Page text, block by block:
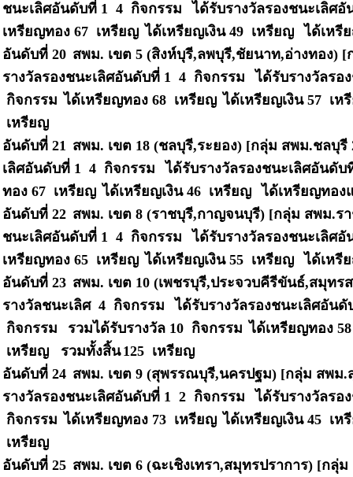
ชนะเลิศอันดับที่ 1 4 กิจกรรม
ได้รับรางวัลรองชนะเลิศ
เหรียญทอง 67 เหรียญ ได้เหรียญเงิน 49 เหรียญ
ได้เหรี
อันดับที่ 20 สพม. เขต 5 (สิงห์บุรี,ลพบุรี,ชัยนาท,อ่างทอง)
รางวัลรองชนะเลิศอันดับที่ 1 4 กิจกรรม
ได้รับรางวัลร
กิจกรรม ได้เหรียญทอง 68 เหรียญ ได้เหรียญเงิน 57 เ
เหรียญ
อันดับที่ 21 สพม. เขต 18 (ชลบุรี,ระยอง) [กลุ่ม สพม.ชลบุ
เลิศอันดับที่ 1 4 กิจกรรม
ได้รับรางวัลรองชนะเลิศอันดั
ทอง 67 เหรียญ ได้เหรียญเงิน 46 เหรียญ
ได้เหรียญทอ
อันดับที่ 22 สพม. เขต 8 (ราชบุรี,กาญจนบุรี) [กลุ่ม สพม.ร
ชนะเลิศอันดับที่ 1 4 กิจกรรม
ได้รับรางวัลรองชนะเลิศ
เหรียญทอง 65 เหรียญ ได้เหรียญเงิน 55 เหรียญ
ได้เหรี
อันดับที่ 23 สพม. เขต 10 (เพชรบุรี,ประจวบคีรีขันธ์,สมุท
รางวัลชนะเลิศ 4 กิจกรรม
ได้รับรางวัลรองชนะเลิศอัน
กิจกรรม
รวมได้รับรางวัล 10 กิจกรรม ได้เหรียญทอง
เหรียญ รวมทั้งสิ้น 125 เหรียญ
อันดับที่ 24 สพม. เขต 9 (สุพรรณบุรี,นครปฐม) [กลุ่ม สพม
รางวัลรองชนะเลิศอันดับที่ 1 2 กิจกรรม
ได้รับรางวัลร
กิจกรรม ได้เหรียญทอง 73 เหรียญ ได้เหรียญเงิน 45 เ
เหรียญ
อันดับที่ 25 สพม. เขต 6 (ฉะเชิงเทรา,สมุทรปราการ) [กลุ่